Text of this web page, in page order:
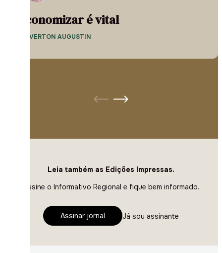
Economizar é vital
— EVERTON AUGUSTIN
Leia também as Edições Impressas.
Assine o Informativo Regional e fique bem informado.
Assinar jornal Já sou assinante